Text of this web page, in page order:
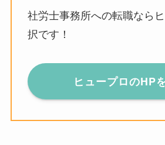
社労士事務所への転職なら
択です！
ヒュープロのHP